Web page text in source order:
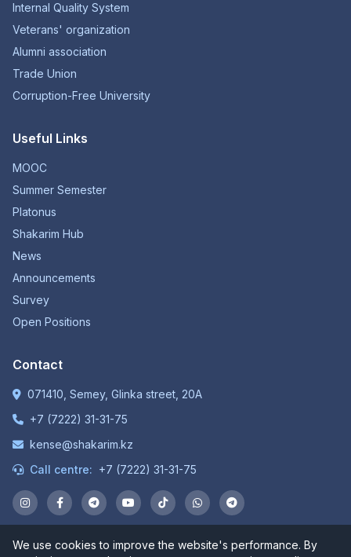
Internal Quality System
Veterans' organization
Alumni association
Trade Union
Corruption-Free University
Useful Links
MOOC
Summer Semester
Platonus
Shakarim Hub
News
Announcements
Survey
Open Positions
Contact
071410, Semey, Glinka street, 20A
+7 (7222) 31-31-75
kense@shakarim.kz
Call centre: +7 (7222) 31-31-75
© 1934-2026 NP JSC "Shakarim University". All rights
We use cookies to improve the website's performance. By